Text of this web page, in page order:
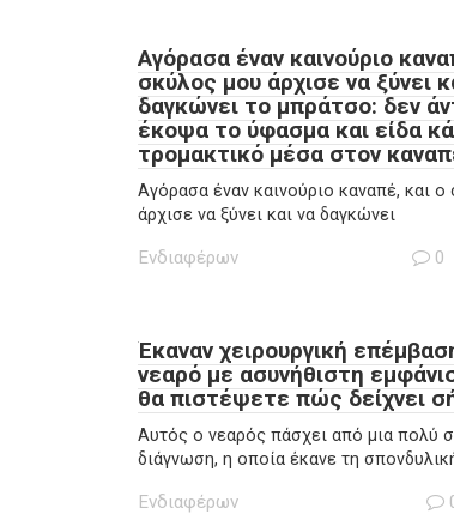
Αγόρασα έναν καινούριο
σκύλος μου άρχισε να ξύνει
δαγκώνει το μπράτσο: δεν
έκοψα το ύφασμα και είδα
τρομακτικό μέσα στον
Αγόρασα έναν καινούριο καναπέ, και
άρχισε να ξύνει και να δαγκώνει
Ενδιαφέρων 0
Έκαναν χειρουργική
νεαρό με ασυνήθιστη
θα πιστέψετε πώς δείχνει
Αυτός ο νεαρός πάσχει από μια πολύ
διάγνωση, η οποία έκανε τη
Ενδιαφέρων